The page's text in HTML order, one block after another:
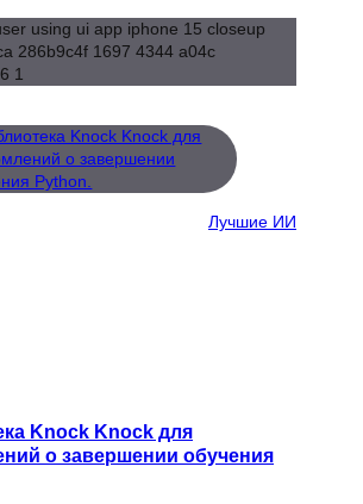
Лучшие ИИ
Knock Knock для
о завершении обучения